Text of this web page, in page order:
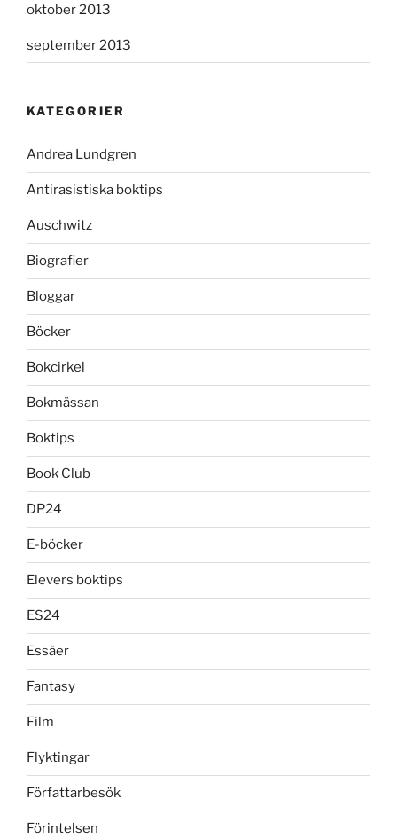
oktober 2013
september 2013
KATEGORIER
Andrea Lundgren
Antirasistiska boktips
Auschwitz
Biografier
Bloggar
Böcker
Bokcirkel
Bokmässan
Boktips
Book Club
DP24
E-böcker
Elevers boktips
ES24
Essäer
Fantasy
Film
Flyktingar
Författarbesök
Förintelsen